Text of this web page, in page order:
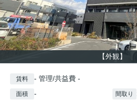
【外観】
賃料 - 管理/共益費 -
面積 - 間取り